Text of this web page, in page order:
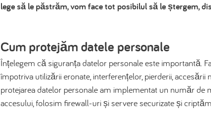
lege să le păstrăm, vom face tot posibilul să le ștergem,
Cum protejăm datele personale
Înțelegem că siguranța datelor personale este importantă.
împotriva utilizării eronate, interferențelor, pierderii,
protejarea datelor personale am implementat un număr
accesului, folosim firewall-uri și servere securizate și